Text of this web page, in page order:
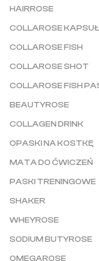
HAIRROSE
COLLAROSE
COLLAROSE FISH
COLLAROSE SHOT
COLLAROSE FISH
BEAUTYROSE
COLLAGEN DRINK
OPASKI NA KOSTKĘ
MATA DO ĆWICZEŃ
PASKI TRENINGOWE
SHAKER
WHEYROSE
SODIUM BUTYROSE
OMEGAROSE